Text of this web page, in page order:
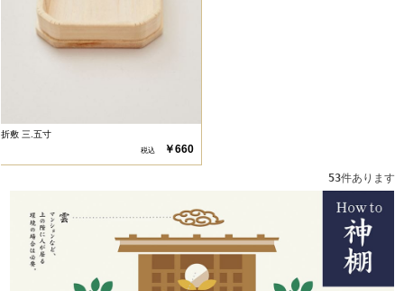
折敷 三.五寸
￥660
53件あります